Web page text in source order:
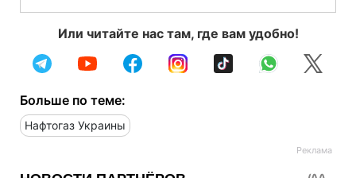
Или читайте нас там, где вам удобно!
Больше по теме:
Нафтогаз Украины